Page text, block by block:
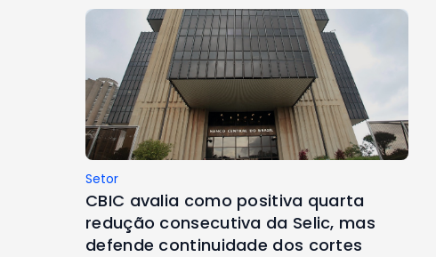
Setor
CBIC avalia como positiva quarta
redução consecutiva da Selic, mas
defende continuidade dos cortes